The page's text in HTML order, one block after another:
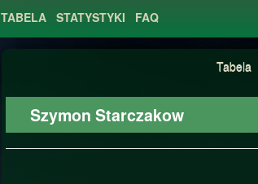
TABELA STATYSTYKI FAQ
Tabela
Szymon Starczakow